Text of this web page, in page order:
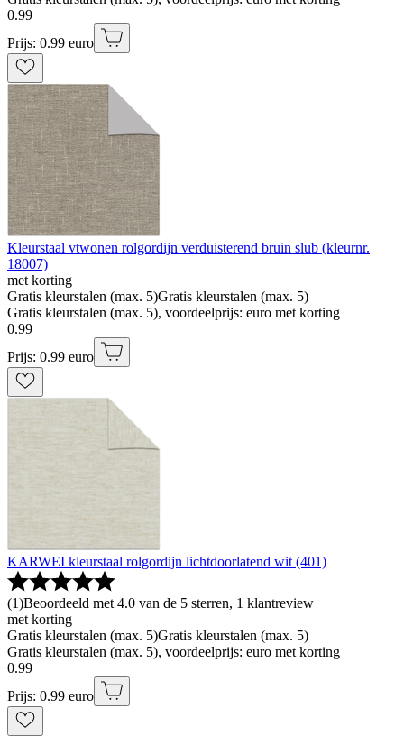
0.99
Prijs: 0.99 euro
Kleurstaal vtwonen rolgordijn verduisterend bruin slub (kleurnr.
18007)
met korting
Gratis kleurstalen (max. 5)Gratis kleurstalen (max. 5)
Gratis kleurstalen (max. 5), voordeelprijs: euro met korting
0.99
Prijs: 0.99 euro
KARWEI kleurstaal rolgordijn lichtdoorlatend wit (401)
(1)Beoordeeld met 4.0 van de 5 sterren, 1 klantreview
met korting
Gratis kleurstalen (max. 5)Gratis kleurstalen (max. 5)
Gratis kleurstalen (max. 5), voordeelprijs: euro met korting
0.99
Prijs: 0.99 euro